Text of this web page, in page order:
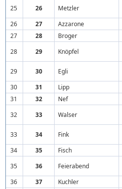
25
26 Metzler
26
27 Azzarone
27
28 Broger
28
29 Knöpfel
29 30 Egli
30
31 Lipp
31
32 Nef
32
33 Walser
33 34 Fink
34
35 Fisch
35
36 Feierabend
36
37 Kuchler